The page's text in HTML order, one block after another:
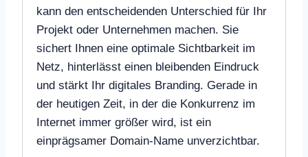
kann den entscheidenden Unterschied für Ihr
Projekt oder Unternehmen machen. Sie
sichert Ihnen eine optimale Sichtbarkeit im
Netz, hinterlässt einen bleibenden Eindruck
und stärkt Ihr digitales Branding. Gerade in
der heutigen Zeit, in der die Konkurrenz im
Internet immer größer wird, ist ein
einprägsamer Domain-Name unverzichtbar.